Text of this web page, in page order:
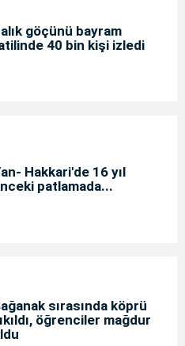
göçünü bayram
40 bin kişi izledi
Hakkari'de 16 yıl
patlamada...
sırasında köprü
öğrenciler mağdur